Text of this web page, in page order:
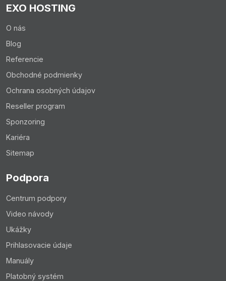
Upozornenie:
Majte na pamäti, že tieto zmeny sa v indexe
môžu prejaviť niekedy aj za 2 týždne.
EXO HOSTING
O nás
Blog
Referencie
Obchodné podmienky
Ochrana osobných údajov
Reseller program
Sponzoring
Kariéra
Sitemap
Podpora
Centrum podpory
Video návody
Ukážky
Prihlasovacie údaje
Manuály
Platobný systém